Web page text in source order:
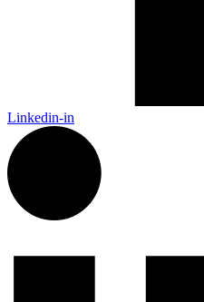
Linkedin-in